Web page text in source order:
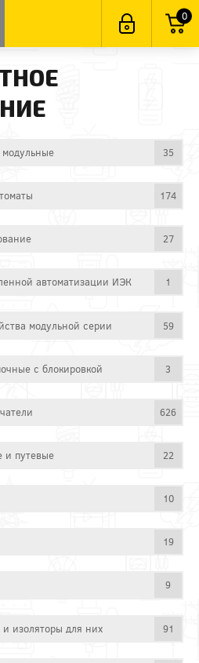
0
35
174
27
автоматизации ИЭК 1
модульной серии 59
с блокировкой 3
626
и путевые 22
10
19
9
и изоляторы для них 91